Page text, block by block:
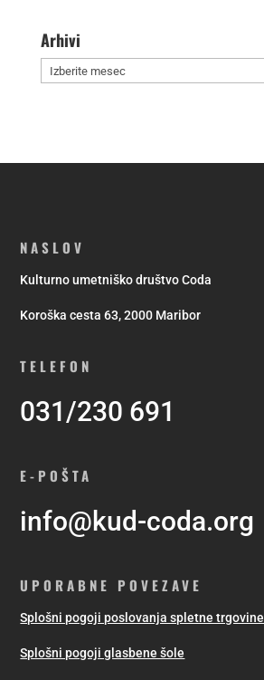
Arhivi
Arhivi
NASLOV
Kulturno umetniško društvo Coda
Koroška cesta 63, 2000 Maribor
TELEFON
031/230 691
E-POŠTA
info@kud-coda.org
UPORABNE POVEZAVE
Splošni pogoji poslovanja spletne trgovine
Splošni pogoji glasbene šole